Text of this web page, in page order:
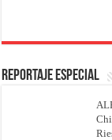
REPORTAJE ESPECIAL